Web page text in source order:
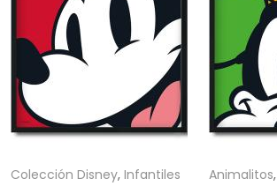
Colección Disney, Infantiles
Animalitos,